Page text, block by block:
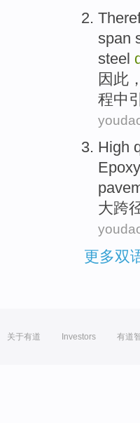
span
steel
因此 ，
程中
High
Epoxy
大跨
更多双
关于有道 Investors 有道